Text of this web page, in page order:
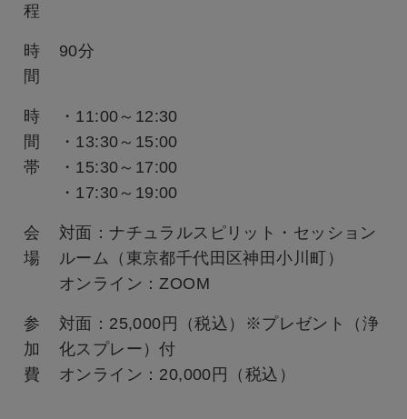
程
時
間
90分
時
間
帯
・11:00～12:30
・13:30～15:00
・15:30～17:00
・17:30～19:00
会
場
対面：ナチュラルスピリット・セッション
ルーム（東京都千代田区神田小川町）
オンライン：ZOOM
参
加
費
対面：25,000円（税込）※プレゼント（浄
化スプレー）付
オンライン：20,000円（税込）